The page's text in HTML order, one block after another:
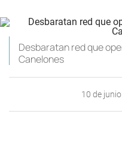
Desbaratan red que
Canelones
10 de